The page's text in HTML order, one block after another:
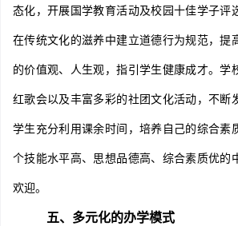
态化，开展国学教育活动及校园十佳学子评
在传统文化的滋养中建立道德行为规范，提
的价值观、人生观，指引学生健康成才。学
红歌会以及丰富多彩的社团文化活动，不断
学生充分利用课余时间，培养自己的综合素
个技能水平高、思想品德高、综合素质优的
欢迎。
五、多元化的办学模式